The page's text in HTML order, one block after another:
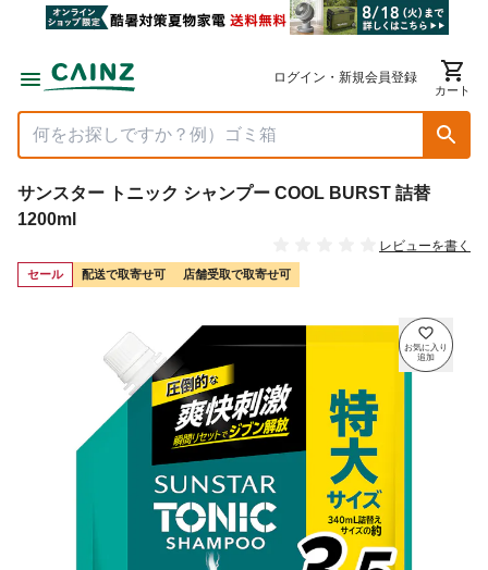
ログイン・新規会員登録
カート
サンスター トニック シャンプー COOL BURST 詰替
1200ml
レビューを書く
セール 配送で取寄せ可 店舗受取で取寄せ可